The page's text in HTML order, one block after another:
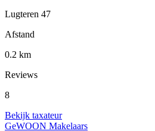
Lugteren 47
Afstand
0.2 km
Reviews
8
Bekijk taxateur
GeWOON Makelaars